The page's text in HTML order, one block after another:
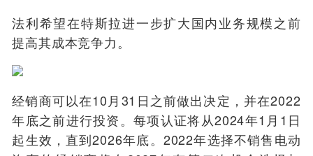
法利希望在特斯拉进一步扩大国内业务规模之前
提高其成本竞争力。
经销商可以在10月31日之前做出决定，并在2022
年底之前进行投资。每项认证将从2024年1月1日
起生效，直到2026年底。2022年选择不销售电动